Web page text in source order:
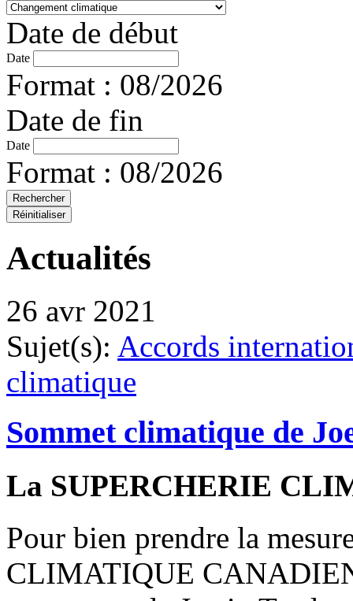
Date de début
Date
Format : 08/2026
Date de fin
Date
Format : 08/2026
Actualités
26 avr 2021
Sujet(s): Accords
climatique
Sommet climatique de
La SUPERCHERIE
Pour bien prendre la
CLIMATIQUE